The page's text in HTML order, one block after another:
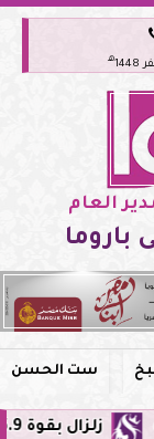
هـ
العام
باروما
ست الحسن
مركزه شرق البحر المتوسط